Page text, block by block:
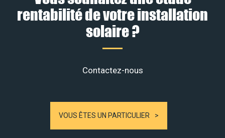
rentabilité de votre installation
solaire ?
Contactez-nous
VOUS ÊTES UN PARTICULIER